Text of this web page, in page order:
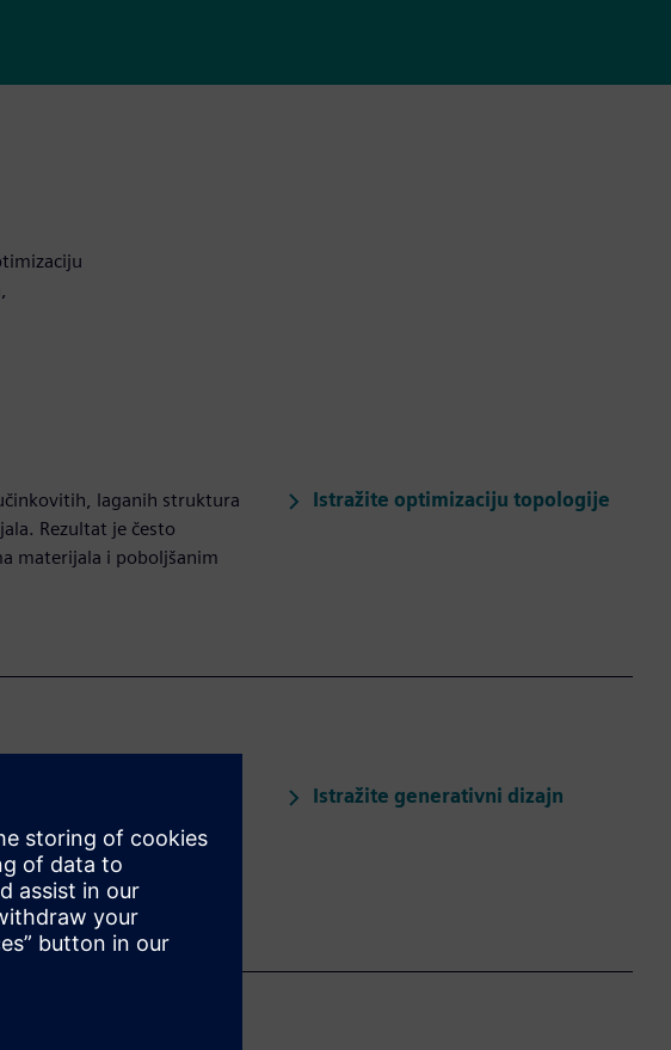
laganih struktura
Rezultat je često
materijala i poboljšanim
Istražite optimizaciju topologije
dizajna na temelju
Inženjeri
inovativna rješenja.
Istražite generativni dizajn